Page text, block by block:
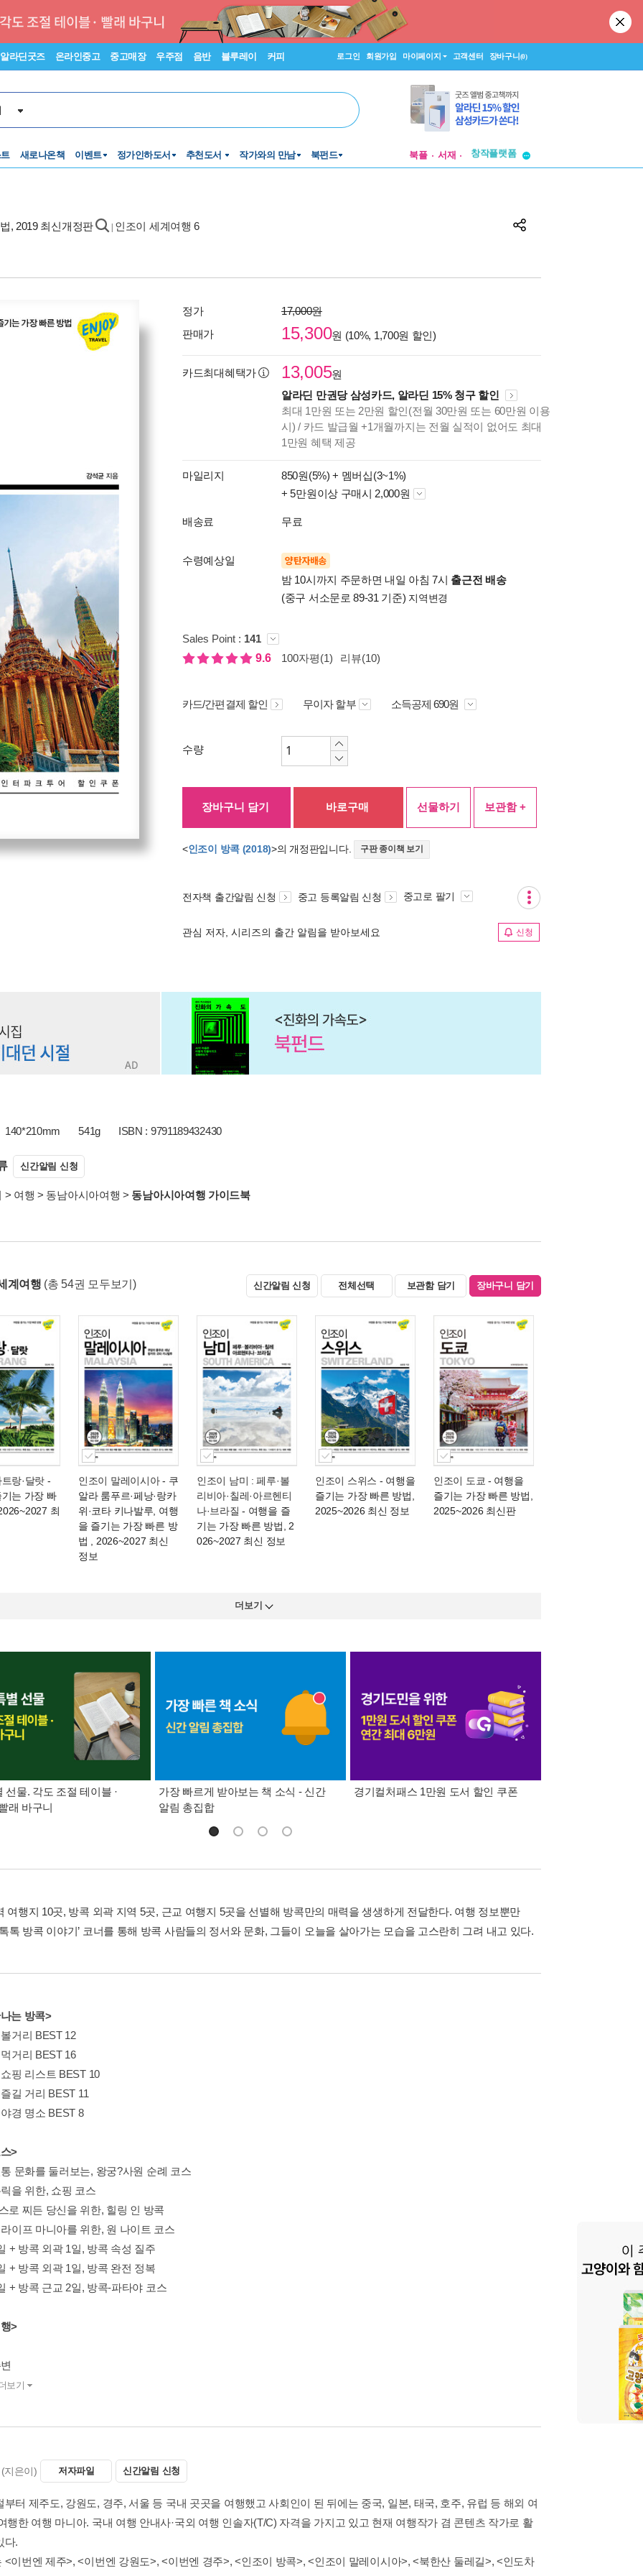
알라딘굿즈 온라인중고 중고매장 우주점 음반 블루레이 커피 로그인 회원가입 마이페이지 고객센터 장바구니(0)
새로나온책 이벤트 정가인하도서 추천도서 작가와의 만남 북펀드 북플 서재
투비컨티뉴드
, 2019 최신개정판 인조이 세계여행 6
정가
17,000원
판매가
15,300원 (10%, 1,700원 할인)
카드최대혜택가 13,005원
알라딘 만권당 삼성카드, 알라딘 15% 청구 할인
최대 1만원 또는 2만원 할인(전월 30만원 또는 60만원 이용
시) / 카드 발급월 +1개월까지는 전월 실적이 없어도 최대
1만원 혜택 제공
마일리지 850원(5%) + 멤버십(3~1%)
+ 5만원이상 구매시 2,000원
배송료 무료
수령예상일 양탄자배송
밤 10시까지 주문하면 내일 아침 7시 출근전 배송
(중구 서소문로 89-31 기준) 지역변경
Sales Point : 141
9.6
100자평(1) 리뷰(10)
카드/간편결제 할인 무이자 할부 소득공제 690원
수량
장바구니 담기 바로구매 선물하기 보관함 +
<인조이 방콕 (2018)>의 개정판입니다. 구판 종이책 보기
전자책 출간알림 신청 중고 등록알림 신청 중고로 팔기
관심 저자, 시리즈의 출간 알림을 받아보세요 신청
140*210mm 541g ISBN : 9791189432430
신간알림 신청
> 여행 > 동남아시아여행 > 동남아시아여행 가이드북
계여행 (총 54권 모두보기) 신간알림 신청 전체선택 보관함 담기 장바구니 담기
랑·달랏 -
는 가장 빠
최
인조이 말레이시아- 쿠
알라 룸푸르·페낭·랑카
위·코타 키나발루, 여행
을 즐기는 가장 빠른 방
법 , 2026~2027 최신
정보
인조이 남미 : 페루·볼
리비아·칠레·아르헨티
나·브라질 - 여행을 즐
기는 가장 빠른 방법, 2
026~2027 최신 정보
인조이 스위스 - 여행을
즐기는 가장 빠른 방법,
2025~2026 최신 정보
인조이 도쿄 - 여행을
즐기는 가장 빠른 방법,
2025~2026 최신판
더보기
선물. 각도 조절 테이블 ·
래 바구니
가장 빠르게 받아보는 책 소식 - 신간
알림 총집합
경기컬처패스 1만원 도서 할인 쿠폰
여행지 10곳, 방콕 외곽 지역 5곳, 근교 여행지 5곳을 선별해 방콕만의 매력을 생생하게 전달한다. 여행 정보뿐만
톡 방콕 이야기’ 코너를 통해 방콕 사람들의 정서와 문화, 그들이 오늘을 살아가는 모습을 고스란히 그려 내고 있다.
는 방콕>
거리 BEST 12
거리 BEST 16
핑 리스트 BEST 10
길 거리 BEST 11
경 명소 BEST 8
>
문화를 둘러보는, 왕궁?사원 순례 코스
을 위한, 쇼핑 코스
로 찌든 당신을 위한, 힐링 인 방콕
이프 마니아를 위한, 원 나이트 코스
+ 방콕 외곽 1일, 방콕 속성 질주
+ 방콕 외곽 1일, 방콕 완전 정복
+ 방콕 근교 2일, 방콕-파타야 코스
>
보기
(지은이) 저자파일 신간알림 신청
부터 제주도, 강원도, 경주, 서울 등 국내 곳곳을 여행했고 사회인이 된 뒤에는 중국, 일본, 태국, 호주, 유럽 등 해외 여
행한 여행 마니아. 국내 여행 안내사·국외 여행 인솔자(T/C) 자격을 가지고 있고 현재 여행작가 겸 콘텐츠 작가로 활
다.
<이번엔 제주>, <이번엔 강원도>, <이번엔 경주>, <인조이 방콕>, <인조이 말레이시아>, <북한산 둘레길>, <인도차